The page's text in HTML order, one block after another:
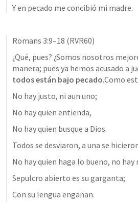
Y en pecado me concibió mi madre.
Romans 3:9–18 (RVR60)
¿Qué, pues? ¿Somos nosotros
manera; pues ya hemos acusado a
todos están bajo pecado.Como
No hay justo, ni aun uno;
No hay quien entienda,
No hay quien busque a Dios.
Todos se desviaron, a una se
No hay quien haga lo bueno, no hay
Sepulcro abierto es su garganta;
Con su lengua engañan.